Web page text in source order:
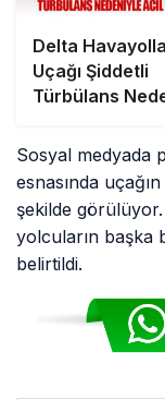
Delta
Uçağı Şiddetli
Türbülans
Sosyal medyada
esnasında
şekilde
yolcuların başka
belirtildi.